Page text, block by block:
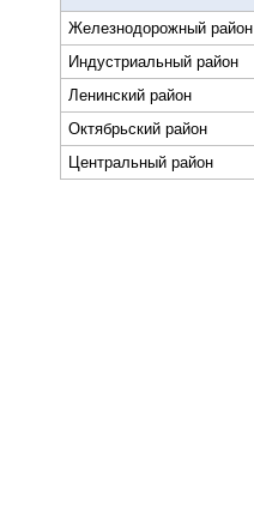
Железнодорожный район
Индустриальный район
Ленинский район
Октябрьский район
Центральный район